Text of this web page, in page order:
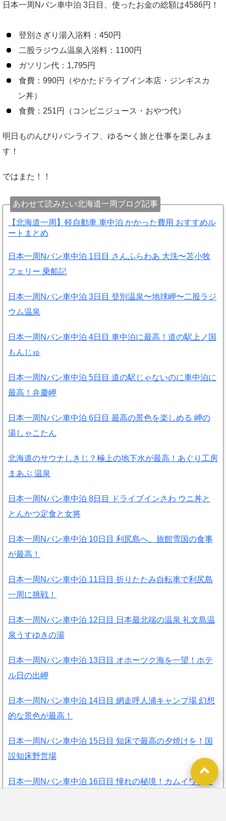
日本一周Nバン車中泊 3日目、使ったお金の総額は4586円！
登別さぎり湯入浴料：450円
二股ラジウム温泉入浴料：1100円
ガソリン代：1,795円
食費：990円（やかたドライブイン本店・ジンギスカ
ン丼）
食費：251円（コンビニジュース・おやつ代）
明日ものんびりバンライフ、ゆる〜く旅と仕事を楽しみま
す！
ではまた！！
あわせて読みたい北海道一周ブログ記事
【北海道一周】軽自動車 車中泊 かかった費用 おすすめル
ートまとめ
日本一周Nバン車中泊 1日目 さんふらわあ 大洗〜苫小牧
フェリー 乗船記
日本一周Nバン車中泊 3日目 登別温泉〜地球岬〜二股ラジ
ウム温泉
日本一周Nバン車中泊 4日目 車中泊に最高！道の駅上ノ国
もんじゅ
日本一周Nバン車中泊 5日目 道の駅じゃないのに車中泊に
最高！弁慶岬
日本一周Nバン車中泊 6日目 最高の景色を楽しめる 岬の
湯しゃこたん
北海道のサウナしきじ？極上の地下水が最高！あぐり工房
まあぶ 温泉
日本一周Nバン車中泊 8日目 ドライブインさわ ウニ丼と
とんかつ定食と女将
日本一周Nバン車中泊 10日目 利尻島へ。旅館雪国の食事
が最高！
日本一周Nバン車中泊 11日目 折りたたみ自転車で利尻島
一周に挑戦！
日本一周Nバン車中泊 12日目 日本最北端の温泉 礼文島温
泉うすゆきの湯
日本一周Nバン車中泊 13日目 オホーツク海を一望！ホテ
ル日の出岬
日本一周Nバン車中泊 14日目 網走呼人浦キャンプ場 幻想
的な景色が最高！
日本一周Nバン車中泊 15日目 知床で最高の夕焼けを！国
設知床野営場
日本一周Nバン車中泊 16日目 憧れの秘境！カムイワッカ